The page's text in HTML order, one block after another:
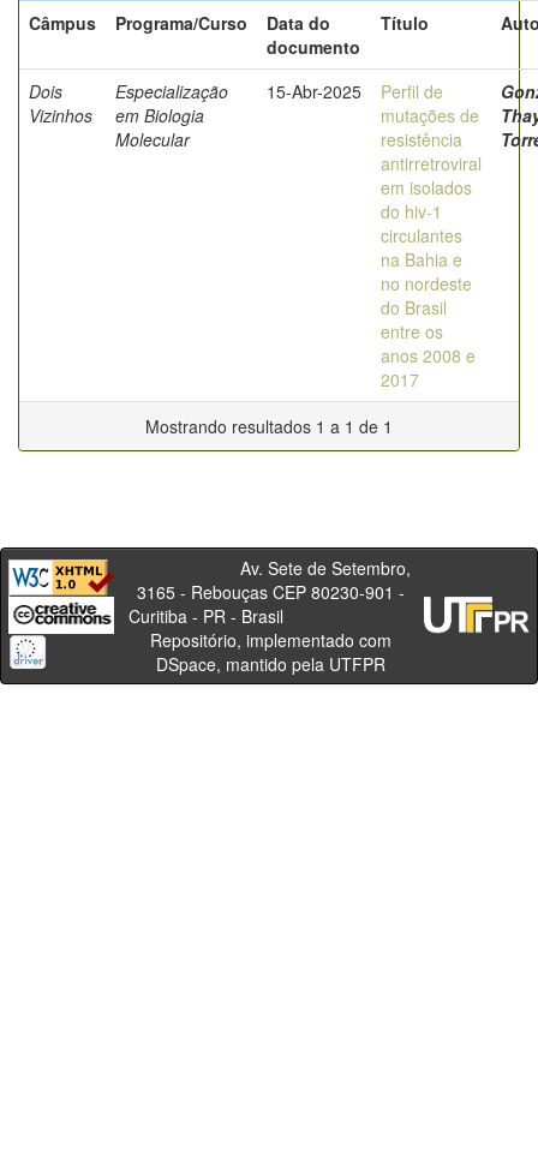
Câmpus
Programa/Curso
Data do
documento
Título
Dois
Vizinhos
Especialização
em Biologia
Molecular
15-Abr-2025
Perfil de
mutações de
resistência
antirretroviral
em isolados
do hiv-1
circulantes
na Bahia e
no nordeste
do Brasil
entre os
anos 2008 e
2017
Mostrando resultados 1 a 1 de 1
Av. Sete de Setembro,
3165 - Rebouças CEP 80230-901 -
Curitiba - PR - Brasil
Repositório, implementado com
DSpace, mantido pela UTFPR